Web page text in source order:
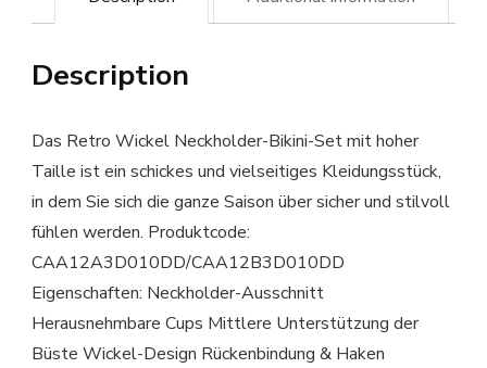
Description
Das Retro Wickel Neckholder-Bikini-Set mit hoher
Taille ist ein schickes und vielseitiges Kleidungsstück,
in dem Sie sich die ganze Saison über sicher und stilvoll
fühlen werden. Produktcode:
CAA12A3D010DD/CAA12B3D010DD
Eigenschaften: Neckholder-Ausschnitt
Herausnehmbare Cups Mittlere Unterstützung der
Büste Wickel-Design Rückenbindung & Haken